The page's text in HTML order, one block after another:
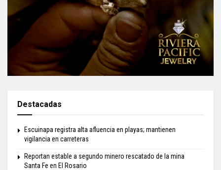
Destacadas
Escuinapa registra alta afluencia en playas; mantienen
vigilancia en carreteras
Reportan estable a segundo minero rescatado de la mina
Santa Fe en El Rosario